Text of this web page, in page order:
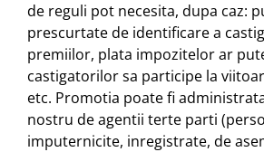
de reguli pot necesita, dupa caz:
prescurtate de identificare a
premiilor, plata impozitelor ar
castigatorilor sa participe la
etc. Promotia poate fi
nostru de agentii terte parti
imputernicite, inregistrate, de